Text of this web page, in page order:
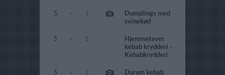
5 - 1
Dumplings med
svinekød
5 - 1
Hjemmelavet
kebab krydderi -
Kebabkrydderi
5 - 1 Durum kebab